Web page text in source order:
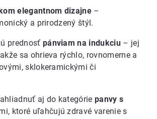
elegantnom dizajne –
a prirodzený štýl.
prednosť pánviam na indukciu – jej
sa ohrieva rýchlo, rovnomerne a
sklokeramickými či
aj do kategórie panvy s
ktoré uľahčujú zdravé varenie s